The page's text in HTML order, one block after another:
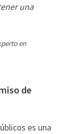
una
en
de
es una